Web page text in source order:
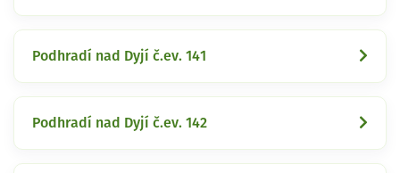
Podhradí nad Dyjí č.ev. 141
Podhradí nad Dyjí č.ev. 142